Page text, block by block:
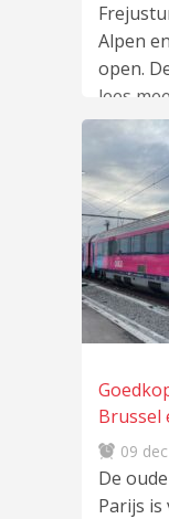
Alpen
open.
lees
Brussel
09
De
Parijs